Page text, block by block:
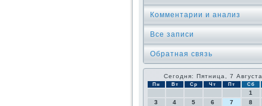
Комментарии и анализ
Все записи
Обратная связь
Сегодня: Пятница, 7 Августа
Пн Вт Ср Чт Пт Сб
1
3
4 5 6 7 8